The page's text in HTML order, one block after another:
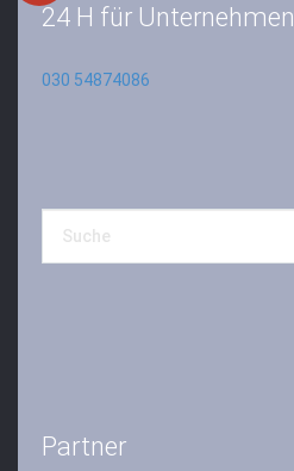
24 H für Unternehmen
030 54874086
Partner